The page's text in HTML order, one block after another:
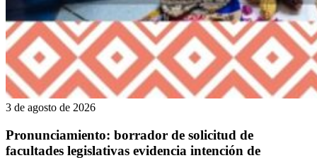
3 de agosto de 2026
Pronunciamiento: borrador de solicitud de
facultades legislativas evidencia intención de